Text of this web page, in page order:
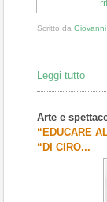
Scritto da Giovanni
Leggi tutto
Arte e
“EDUCARE
“DI CIRO...